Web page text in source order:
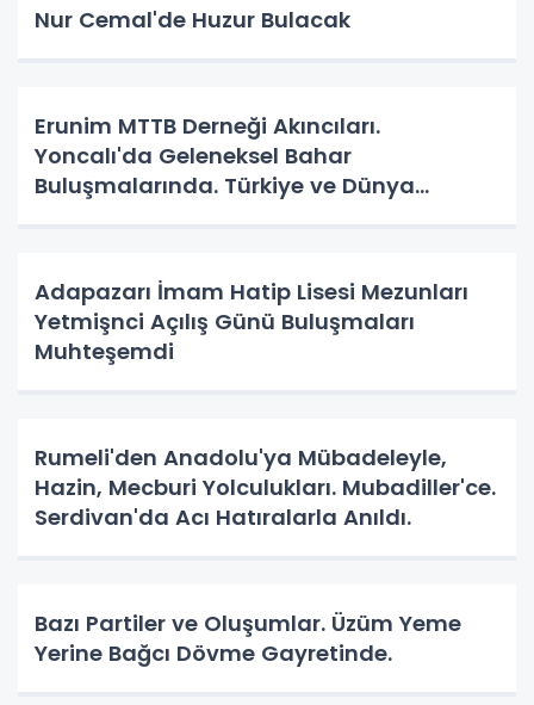
Nur Cemal'de Huzur Bulacak
Erunim MTTB Derneği Akıncıları.
Yoncalı'da Geleneksel Bahar
Buluşmalarında. Türkiye ve Dünya
Adapazarı İmam Hatip Lisesi Mezunları
Yetmişnci Açılış Günü Buluşmaları
Muhteşemdi
Rumeli'den Anadolu'ya Mübadeleyle,
Hazin, Mecburi Yolculukları. Mubadiller'ce.
Serdivan'da Acı Hatıralarla Anıldı.
Bazı Partiler ve Oluşumlar. Üzüm Yeme
Yerine Bağcı Dövme Gayretinde.